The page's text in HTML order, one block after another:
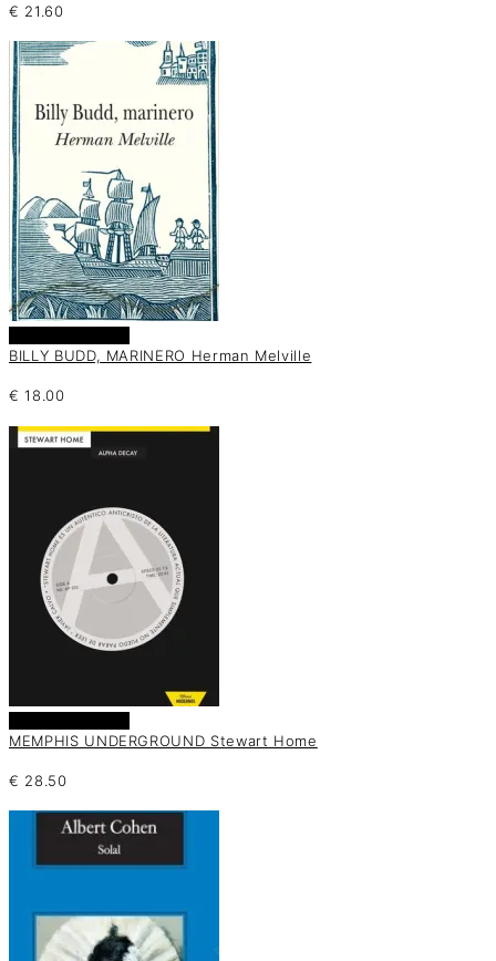
€ 21.60
BILLY BUDD, MARINERO Herman Melville
€ 18.00
MEMPHIS UNDERGROUND Stewart Home
€ 28.50